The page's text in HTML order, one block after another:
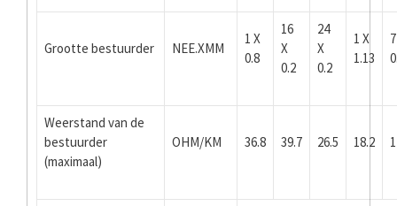
Grootte bestuurder NEE.XMM
1 X
0.8
16
X
0.2
24
X
0.2
1 X
1.13
Weerstand van de
bestuurder
(maximaal)
OHM/KM 36.8 39.7 26.5 18.2